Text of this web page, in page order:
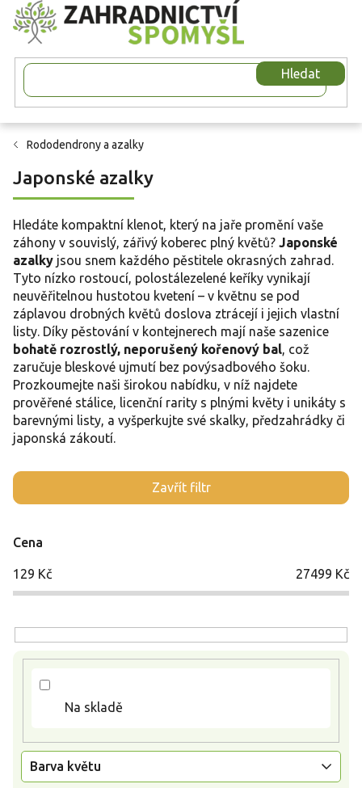
Přejít
na
obsah
Hledat
Rododendrony a azalky
Japonské azalky
Hledáte kompaktní klenot, který na jaře promění vaše
záhony v souvislý, zářivý koberec plný květů? Japonské
azalky jsou snem každého pěstitele okrasných zahrad.
Tyto nízko rostoucí, polostálezelené keříky vynikají
neuvěřitelnou hustotou kvetení – v květnu se pod
záplavou drobných květů doslova ztrácejí i jejich vlastní
listy. Díky pěstování v kontejnerech mají naše sazenice
bohatě rozrostlý, neporušený kořenový bal , což
zaručuje bleskové ujmutí bez povýsadbového šoku.
Prozkoumejte naši širokou nabídku, v níž najdete
prověřené stálice, licenční rarity s plnými květy i unikáty s
barevnými listy, a vyšperkujte své skalky, předzahrádky či
japonská zákoutí.
Zavřít filtr
Cena
129 Kč 27499 Kč
Na skladě
Barva květu
V
ý
s
p
u